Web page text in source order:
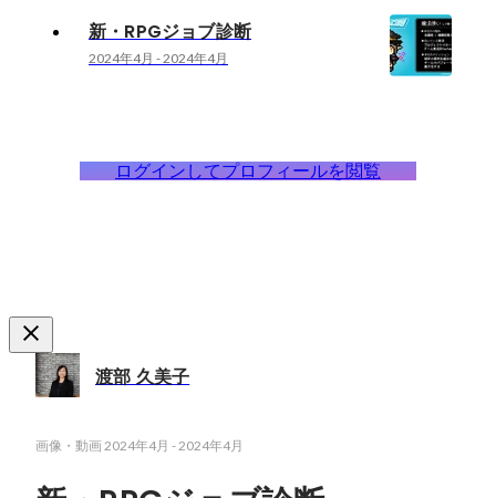
新・RPGジョブ診断
2024年4月 -2024年4月
ログインしてプロフィールを閲覧
渡部 久美子
画像・動画 2024年4月 - 2024年4月